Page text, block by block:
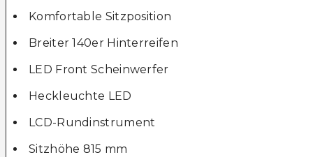
Komfortable Sitzposition
Breiter 140er Hinterreifen
LED Front Scheinwerfer
Heckleuchte LED
LCD-Rundinstrument
Sitzhöhe 815 mm